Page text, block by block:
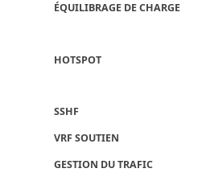
ÉQUILIBRAGE DE CHARGE
HOTSPOT
SSHF
VRF SOUTIEN
GESTION DU TRAFIC